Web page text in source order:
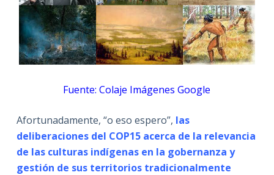
Fuente: Colaje Imágenes Google
Afortunadamente, “o eso espero”, las
deliberaciones del COP15 acerca de la relevancia
de las culturas indígenas en la gobernanza y
gestión de sus territorios tradicionalmente